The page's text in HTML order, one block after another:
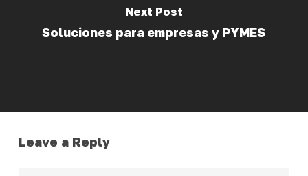
Next Post
Soluciones para empresas y PYMES
Leave a Reply